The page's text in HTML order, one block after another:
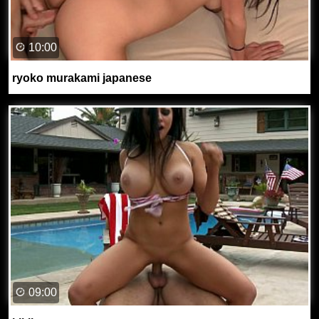
10:00
ryoko murakami japanese
09:00